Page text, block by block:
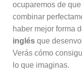
ocuparemos de
combinar
haber mejor forma
inglés que
Verás cómo
lo que imaginas.